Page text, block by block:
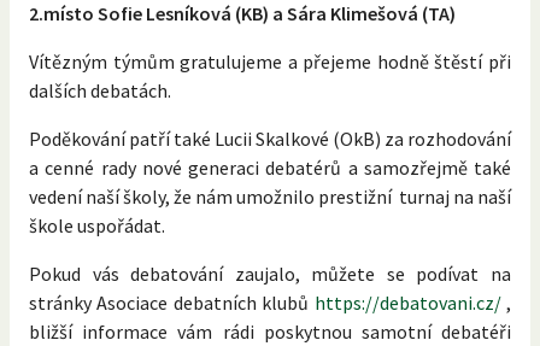
2.místo Sofie Lesníková (KB) a Sára Klimešová (TA)
Vítězným týmům gratulujeme a přejeme hodně štěstí při
dalších debatách.
Poděkování patří také Lucii Skalkové (OkB) za rozhodování
a cenné rady nové generaci debatérů a samozřejmě také
vedení naší školy, že nám umožnilo prestižní turnaj na naší
škole uspořádat.
Pokud vás debatování zaujalo, můžete se podívat na
stránky Asociace debatních klubů https://debatovani.cz/,
bližší informace vám rádi poskytnou samotní debatéři